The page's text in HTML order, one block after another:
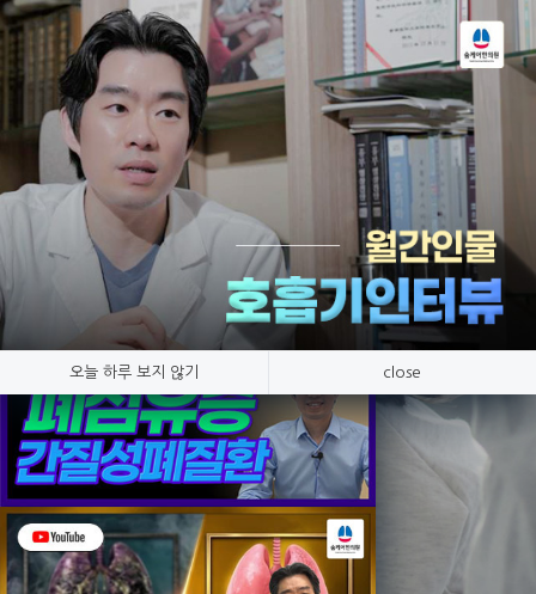
오늘 하루 보지 않기 close
온라인상담
호흡기 질환만 연구, 숨케어한의원